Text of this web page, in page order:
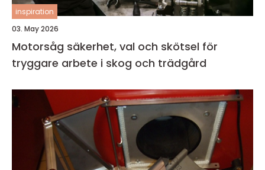
inspiration
03. May 2026
Motorsåg säkerhet, val och skötsel för
tryggare arbete i skog och trädgård